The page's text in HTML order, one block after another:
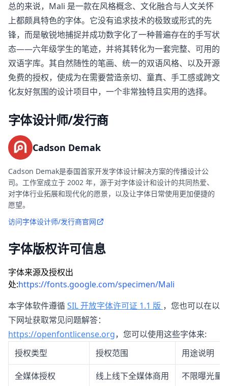
总的来说，Mali 是一款在风格概念、文化融合与人文关怀
上都颇具特色的字体。它没有追求技术的极致或形式的先
锋，而是敏锐地捕捉并成功数字化了一种普遍存在的手写状
态——六年级学生的笔迹，并将其转化为一套完整、可用的
双语字库。其自然随性的笔画、统一的双语风格、以及开源
免费的授权，使成为在需要营造亲切、童真、手工感或跨文
化友好氛围的设计项目中，一个非常独特且实用的选择。
字体设计师/发行商
Cadson Demak
Cadson Demak是泰国首家开发字体设计解决方案的传播设计公
司。工作室成立于 2002 年，源于对字体设计和设计的共同热爱、
对字体行业拓展和现代化的愿景，以及让字体日常使用更加便捷的
愿望。
访问字体设计师/发行商官网
字体版权许可信息
字体来源及授权出
处:https://fonts.google.com/specimen/Mali
本字体软件遵循SIL 开放字体许可证 1.1 版 ，您也可以在以
下网址获取常见问题解答：
https://openfontlicense.org，您可以使用这些字体来:
授权类型
授权范围 用途说明
全媒体授权 线上线下全媒体商用 不限曝光量